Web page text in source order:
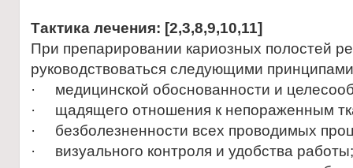
Тактика лечения: [2,3,8,9,10,11]
При препарировании кариозных полостей
руководствоваться следующими
· медицинской обоснованности и
· щадящего отношения к непораженным
· безболезненности всех проводимых
· визуального контроля и удобства работы;